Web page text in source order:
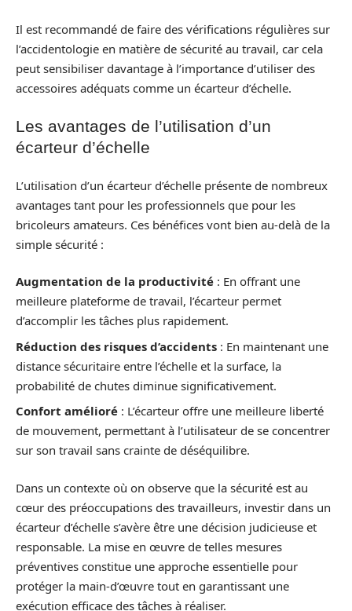
Il est recommandé de faire des vérifications régulières sur
l’accidentologie en matière de sécurité au travail, car cela
peut sensibiliser davantage à l’importance d’utiliser des
accessoires adéquats comme un écarteur d’échelle.
Les avantages de l’utilisation d’un
écarteur d’échelle
L’utilisation d’un écarteur d’échelle présente de nombreux
avantages tant pour les professionnels que pour les
bricoleurs amateurs. Ces bénéfices vont bien au-delà de la
simple sécurité :
Augmentation de la productivité : En offrant une
meilleure plateforme de travail, l’écarteur permet
d’accomplir les tâches plus rapidement.
Réduction des risques d’accidents : En maintenant une
distance sécuritaire entre l’échelle et la surface, la
probabilité de chutes diminue significativement.
Confort amélioré : L’écarteur offre une meilleure liberté
de mouvement, permettant à l’utilisateur de se concentrer
sur son travail sans crainte de déséquilibre.
Dans un contexte où on observe que la sécurité est au
cœur des préoccupations des travailleurs, investir dans un
écarteur d’échelle s’avère être une décision judicieuse et
responsable. La mise en œuvre de telles mesures
préventives constitue une approche essentielle pour
protéger la main-d’œuvre tout en garantissant une
exécution efficace des tâches à réaliser.